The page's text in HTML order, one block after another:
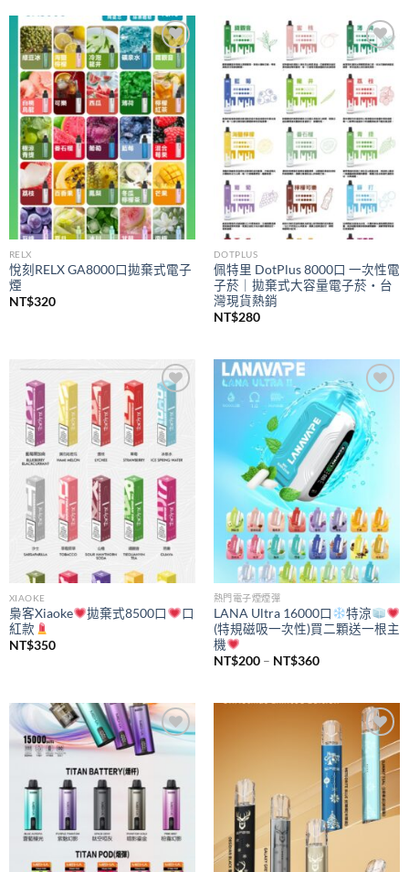
NT$200
到
NT$400
Add to
wishlist
RELX
悅刻RELX GA8000口拋棄式電子
煙
NT$320
Add to
DOTPLUS
佩特里 DotPlus 8000口 一次性電
子菸｜拋棄式大容量電子菸・台
灣現貨熱銷
NT$280
Add to
wishlist
XIAOKE
梟客Xiaoke 拋棄式8500口
口
紅款
NT$350
Add to
wishlist
熱門電子煙煙彈
LANA Ultra 16000口
特涼
(特規磁吸一次性)買二顆送一根主
機
NT$200 – NT$360價
NT$200
到
NT$360
Add to
Add to
wishlist